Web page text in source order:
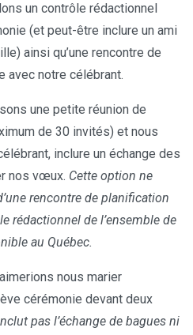
un contrôle rédactionnel
(et peut-être inclure un ami
ainsi qu’une rencontre de
avec notre célébrant.
une petite réunion de
de 30 invités) et nous
inclure un échange des
nos vœux. Cette option ne
rencontre de planification
rédactionnel de l’ensemble de
au Québec.
nous marier
cérémonie devant deux
pas l’échange de bagues ni